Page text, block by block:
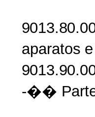
aparatos e
-��